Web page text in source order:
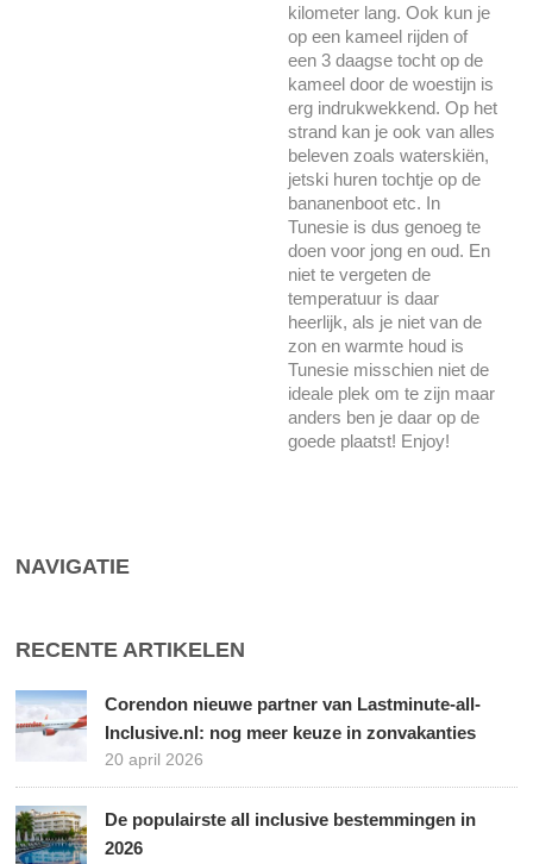
kilometer lang. Ook kun je
op een kameel rijden of
een 3 daagse tocht op de
kameel door de woestijn is
erg indrukwekkend. Op het
strand kan je ook van alles
beleven zoals waterskiën,
jetski huren tochtje op de
bananenboot etc. In
Tunesie is dus genoeg te
doen voor jong en oud. En
niet te vergeten de
temperatuur is daar
heerlijk, als je niet van de
zon en warmte houd is
Tunesie misschien niet de
ideale plek om te zijn maar
anders ben je daar op de
goede plaatst! Enjoy!
NAVIGATIE
RECENTE ARTIKELEN
Corendon nieuwe partner van Lastminute-all-
Inclusive.nl: nog meer keuze in zonvakanties
20 april 2026
De populairste all inclusive bestemmingen in
2026